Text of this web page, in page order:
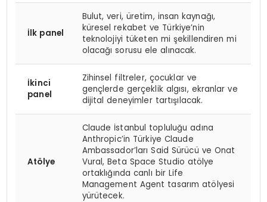
İlk panel
Bulut, veri, üretim, insan kaynağı,
küresel rekabet ve Türkiye’nin
teknolojiyi tüketen mi şekillendiren mi
olacağı sorusu ele alınacak.
İkinci
panel
Zihinsel filtreler, çocuklar ve
gençlerde gerçeklik algısı, ekranlar ve
dijital deneyimler tartışılacak.
Atölye
Claude İstanbul topluluğu adına
Anthropic’in Türkiye Claude
Ambassador’ları Said Sürücü ve Onat
Vural, Beta Space Studio atölye
ortaklığında canlı bir Life
Management Agent tasarım atölyesi
yürütecek.